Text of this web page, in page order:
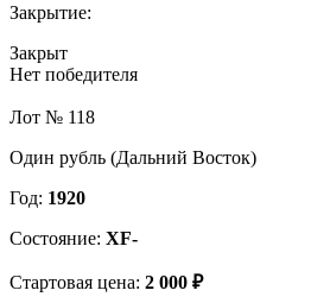
Закрытие:
Закрыт
Нет победителя
Лот № 118
Один рубль (Дальний Восток)
Год: 1920
Состояние: XF-
Стартовая цена: 2 000 ₽